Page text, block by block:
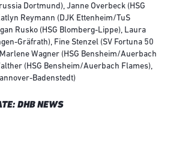
Dortmund), Janne Overbeck (HSG
Reymann (DJK Ettenheim/TuS
Rusko (HSG Blomberg-Lippe), Laura
Gräfrath), Fine Stenzel (SV Fortuna 50
Wagner (HSG Bensheim/Auerbach
(HSG Bensheim/Auerbach Flames),
Badenstedt)
DHB NEWS